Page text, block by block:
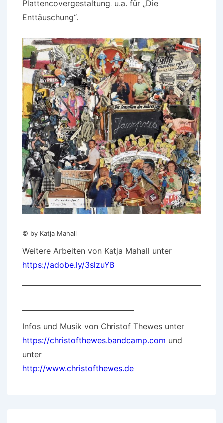
Plattencovergestaltung, u.a. für „Die
Enttäuschung“.
© by Katja Mahall
Weitere Arbeiten von Katja Mahall unter
https://adobe.ly/3slzuYB
Infos und Musik von Christof Thewes unter
https://christofthewes.bandcamp.com und
unter
http://www.christofthewes.de